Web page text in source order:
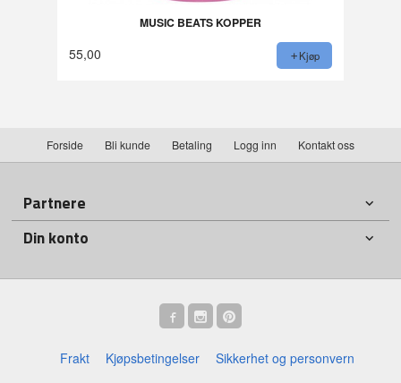
MUSIC BEATS KOPPER
55,00 Kjøp
Forside Bli kunde Betaling Logg inn Kontakt oss
Partnere
Din konto
Frakt Kjøpsbetingelser
Sikkerhet og personvern